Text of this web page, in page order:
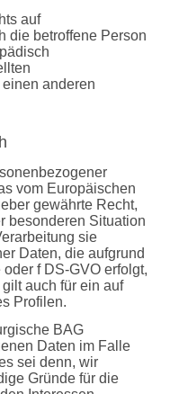
auf
die betroffene Person
anderen
vom Europäischen
gewährte Recht,
besonderen Situation
sie
Daten, die aufgrund
f DS-GVO erfolgt,
auch für ein auf
Profilen.
BAG
Daten im Falle
sei denn, wir
Gründe für die